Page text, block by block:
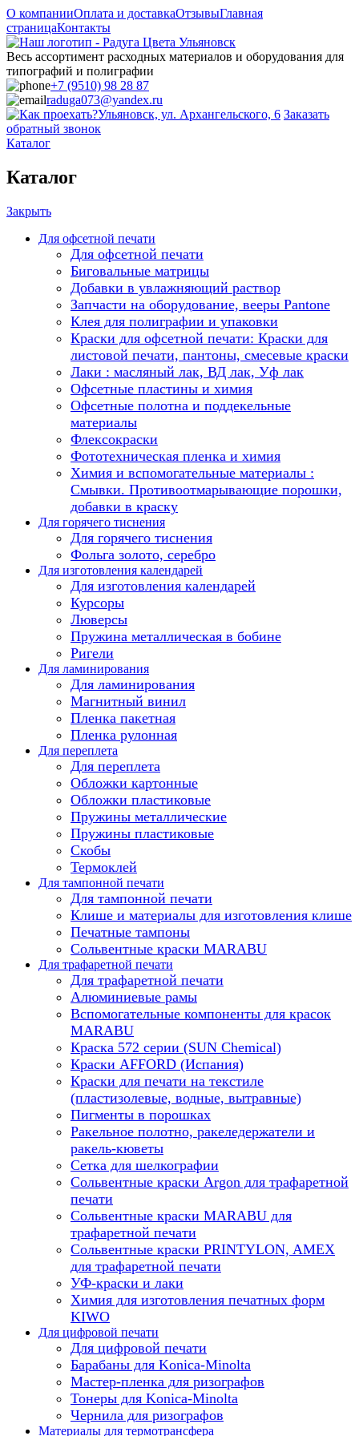
О компанииОплата и доставкаОтзывыГлавная
страницаКонтакты
Весь ассортимент расходных материалов и оборудования для
типографий и полиграфии
+7 (9510) 98 28 87
raduga073@yandex.ru
Ульяновск, ул. Архангельского, 6 Заказать
обратный звонок
Каталог
Каталог
Закрыть
Для офсетной печати
Для офсетной печати
Биговальные матрицы
Добавки в увлажняющий раствор
Запчасти на оборудование, вееры Pantone
Клея для полиграфии и упаковки
Краски для офсетной печати: Краски для
листовой печати, пантоны, смесевые краски
Лаки : масляный лак, ВД лак, Уф лак
Офсетные пластины и химия
Офсетные полотна и поддекельные
материалы
Флексокраски
Фототехническая пленка и химия
Химия и вспомогательные материалы :
Смывки. Противоотмарывающие порошки,
добавки в краску
Для горячего тиснения
Для горячего тиснения
Фольга золото, серебро
Для изготовления календарей
Для изготовления календарей
Курсоры
Люверсы
Пружина металлическая в бобине
Ригели
Для ламинирования
Для ламинирования
Магнитный винил
Пленка пакетная
Пленка рулонная
Для переплета
Для переплета
Обложки картонные
Обложки пластиковые
Пружины металлические
Пружины пластиковые
Скобы
Термоклей
Для тампонной печати
Для тампонной печати
Клише и материалы для изготовления клише
Печатные тампоны
Сольвентные краски MARABU
Для трафаретной печати
Для трафаретной печати
Алюминиевые рамы
Вспомогательные компоненты для красок
MARABU
Краска 572 серии (SUN Chemical)
Краски AFFORD (Испания)
Краски для печати на текстиле
(пластизолевые, водные, вытравные)
Пигменты в порошках
Ракельное полотно, ракеледержатели и
ракель-кюветы
Сетка для шелкографии
Сольвентные краски Argon для трафаретной
печати
Сольвентные краски MARABU для
трафаретной печати
Сольвентные краски PRINTYLON, AMEX
для трафаретной печати
УФ-краски и лаки
Химия для изготовления печатных форм
KIWO
Для цифровой печати
Для цифровой печати
Барабаны для Konica-Minolta
Мастер-пленка для ризографов
Тонеры для Konica-Minolta
Чернила для ризографов
Материалы для термотрансфера